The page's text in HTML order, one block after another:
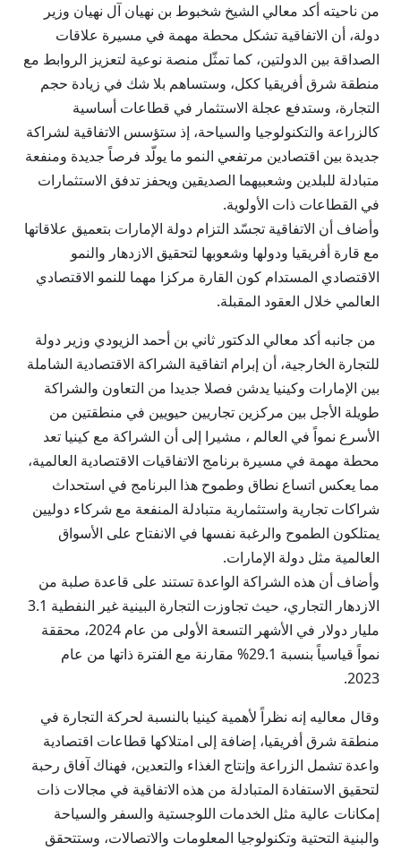
من ناحيته أكد معالي الشيخ شخبوط بن نهيان آل نهيان وزير
دولة، أن الاتفاقية تشكل محطة مهمة في مسيرة علاقات
الصداقة بين الدولتين، كما تمثّل منصة نوعية لتعزيز الروابط مع
منطقة شرق أفريقيا ككل، وستساهم بلا شك في زيادة حجم
التجارة، وستدفع عجلة الاستثمار في قطاعات أساسية
كالزراعة والتكنولوجيا والسياحة، إذ ستؤسس الاتفاقية لشراكة
جديدة بين اقتصادين مرتفعي النمو ما يولّد فرصاً جديدة ومنفعة
متبادلة للبلدين وشعبيهما الصديقين ويحفز تدفق الاستثمارات
في القطاعات ذات الأولوية.
وأضاف أن الاتفاقية تجسّد التزام دولة الإمارات بتعميق علاقاتها
مع قارة أفريقيا ودولها وشعوبها لتحقيق الازدهار والنمو
الاقتصادي المستدام كون القارة مركزا مهما للنمو الاقتصادي
العالمي خلال العقود المقبلة.
من جانبه أكد معالي الدكتور ثاني بن أحمد الزيودي وزير دولة
للتجارة الخارجية، أن إبرام اتفاقية الشراكة الاقتصادية الشاملة
بين الإمارات وكينيا يدشن فصلا جديدا من التعاون والشراكة
طويلة الأجل بين مركزين تجاريين حيويين في منطقتين من
الأسرع نمواً في العالم ، مشيرا إلى أن الشراكة مع كينيا تعد
محطة مهمة في مسيرة برنامج الاتفاقيات الاقتصادية العالمية،
مما يعكس اتساع نطاق وطموح هذا البرنامج في استحداث
شراكات تجارية واستثمارية متبادلة المنفعة مع شركاء دوليين
يمتلكون الطموح والرغبة نفسها في الانفتاح على الأسواق
العالمية مثل دولة الإمارات.
وأضاف أن هذه الشراكة الواعدة تستند على قاعدة صلبة من
الازدهار التجاري، حيث تجاوزت التجارة البينية غير النفطية 3.1
مليار دولار في الأشهر التسعة الأولى من عام 2024، محققة
نمواً قياسياً بنسبة 29.1% مقارنة مع الفترة ذاتها من عام
2023.
وقال معاليه إنه نظراً لأهمية كينيا بالنسبة لحركة التجارة في
منطقة شرق أفريقيا، إضافة إلى امتلاكها قطاعات اقتصادية
واعدة تشمل الزراعة وإنتاج الغذاء والتعدين، فهناك آفاق رحبة
لتحقيق الاستفادة المتبادلة من هذه الاتفاقية في مجالات ذات
إمكانات عالية مثل الخدمات اللوجستية والسفر والسياحة
والبنية التحتية وتكنولوجيا المعلومات والاتصالات، وستتحقق